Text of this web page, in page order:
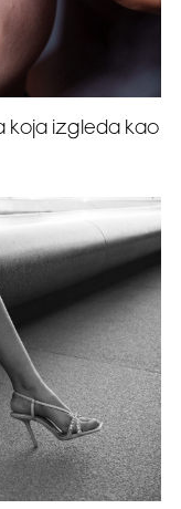
koja izgleda kao